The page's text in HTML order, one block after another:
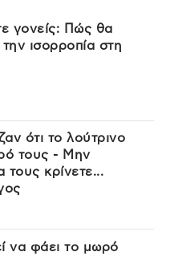
γονείς: Πώς θα
ισορροπία στη
ότι το λούτρινο
τους - Μην
τους κρίνετε...
να φάει το μωρό